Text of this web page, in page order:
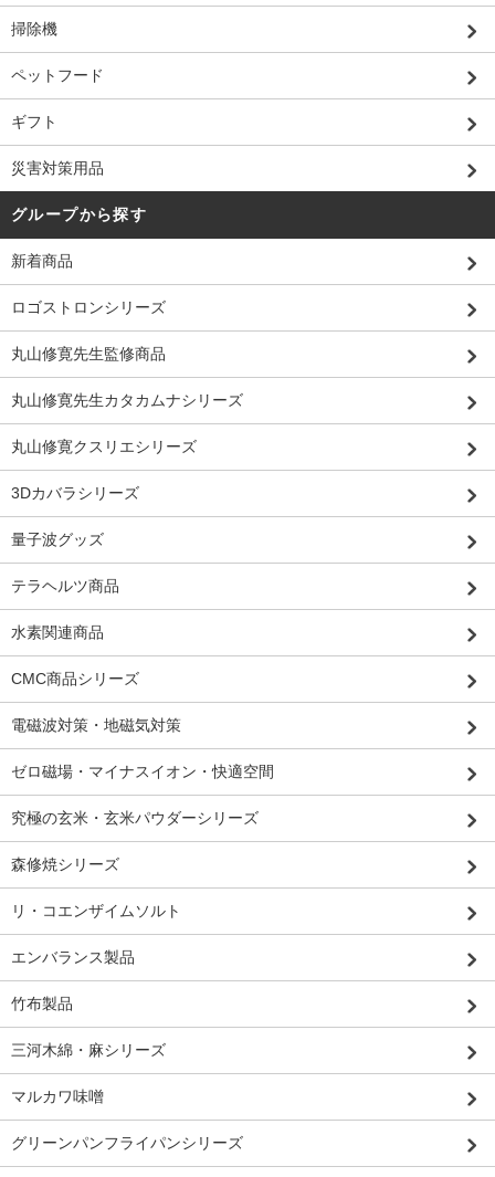
掃除機
ペットフード
ギフト
災害対策用品
グループから探す
新着商品
ロゴストロンシリーズ
丸山修寛先生監修商品
丸山修寛先生カタカムナシリーズ
丸山修寛クスリエシリーズ
3Dカバラシリーズ
量子波グッズ
テラヘルツ商品
水素関連商品
CMC商品シリーズ
電磁波対策・地磁気対策
ゼロ磁場・マイナスイオン・快適空間
究極の玄米・玄米パウダーシリーズ
森修焼シリーズ
リ・コエンザイムソルト
エンバランス製品
竹布製品
三河木綿・麻シリーズ
マルカワ味噌
グリーンパンフライパンシリーズ